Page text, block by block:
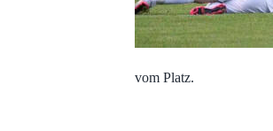
vom Platz.